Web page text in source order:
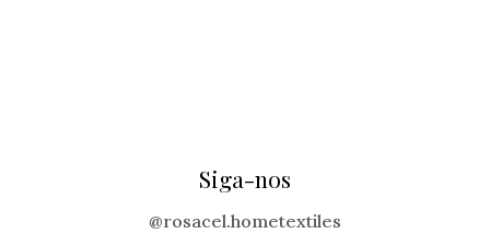
Siga-nos
@rosacel.hometextiles